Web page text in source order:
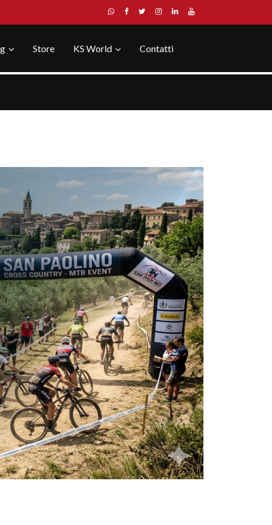
Store KS World Contatti